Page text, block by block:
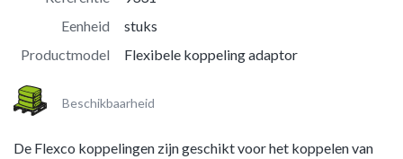
Eenheid
stuks
Productmodel
Flexibele koppeling adaptor
Beschikbaarheid
De Flexco koppelingen zijn geschikt voor het koppelen van